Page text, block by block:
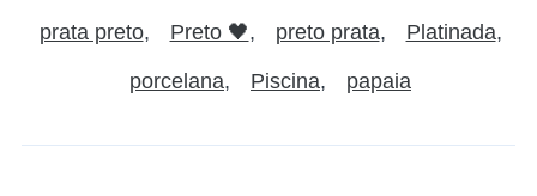
prata preto Preto 🖤 preto prata Platinada
porcelana Piscina papaia